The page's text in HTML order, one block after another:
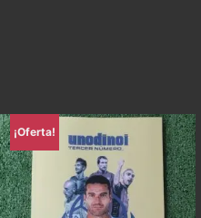
¡Oferta!